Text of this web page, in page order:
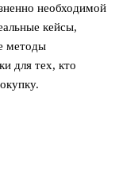
необходимой
кейсы,
методы
для тех, кто